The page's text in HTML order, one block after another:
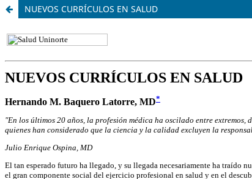
NUEVOS CURRÍCULOS EN SALUD